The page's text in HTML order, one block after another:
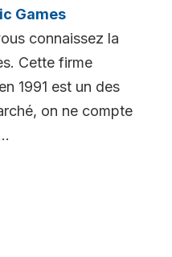
Games
connaissez la
Cette firme
1991 est un des
on ne compte